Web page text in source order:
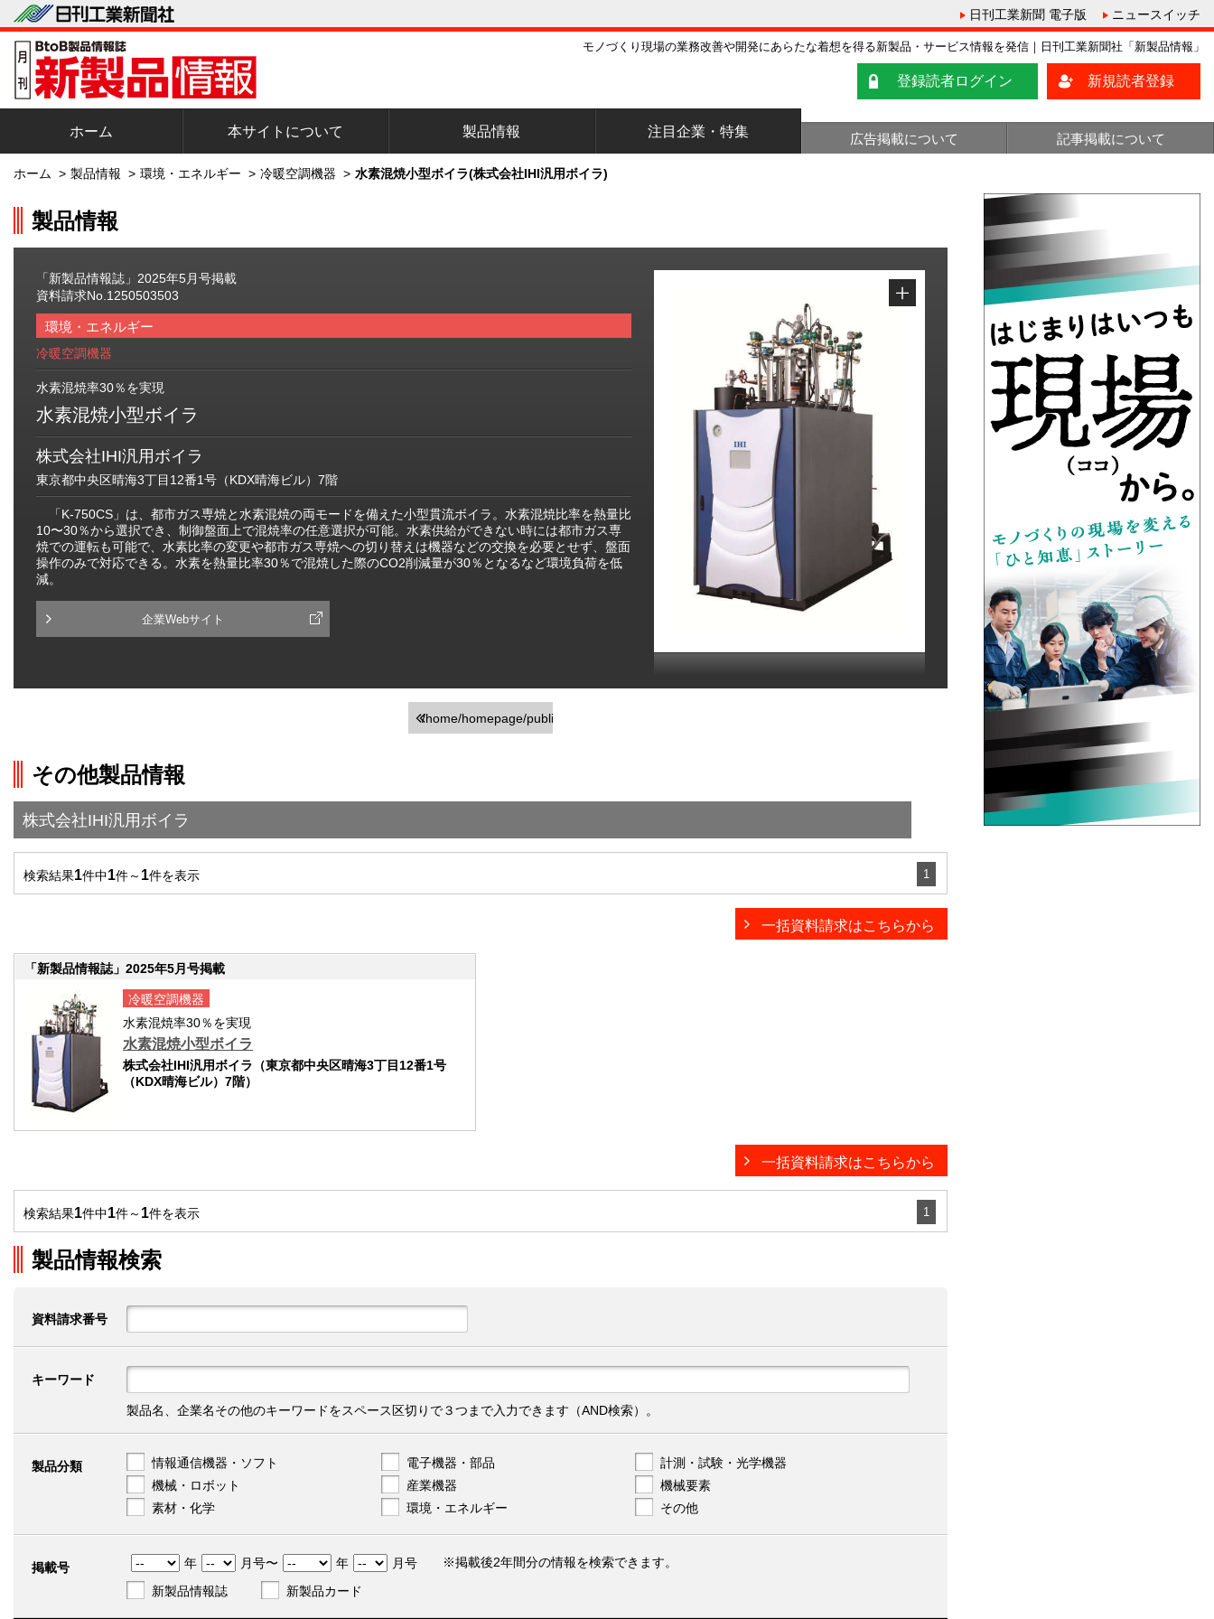
日刊工業新聞 電子版 ニュースイッチ
モノづくり現場の業務改善や開発にあらたな着想を得る新製品・サービス情報を発信｜日刊工業新聞社「新製品情報」
登録読者ログイン 新規読者登録
ホーム 本サイトについて 製品情報 注目企業・特集 広告掲載について 記事掲載について
ホーム > 製品情報 > 環境・エネルギー > 冷暖空調機器 > 水素混焼小型ボイラ(株式会社IHI汎用ボイラ)
製品情報
「新製品情報誌」2025年5月号掲載
資料請求No.1250503503
環境・エネルギー
冷暖空調機器
水素混焼率30％を実現
水素混焼小型ボイラ
株式会社IHI汎用ボイラ
東京都中央区晴海3丁目12番1号（KDX晴海ビル）7階
「K-750CS」は、都市ガス専焼と水素混焼の両モードを備えた小型貫流ボイラ。水素混焼比率を熱量比
10〜30％から選択でき、制御盤面上で混焼率の任意選択が可能。水素供給ができない時には都市ガス専
焼での運転も可能で、水素比率の変更や都市ガス専焼への切り替えは機器などの交換を必要とせず、盤面
操作のみで対応できる。水素を熱量比率30％で混焼した際のCO2削減量が30％となるなど環境負荷を低
減。
企業Webサイト
/home/homepage/public_html/usr/detail_products.php
その他製品情報
株式会社IHI汎用ボイラ
検索結果1件中1件～ 1件を表示 1
一括資料請求はこちらから
「新製品情報誌」2025年5月号掲載
冷暖空調機器
水素混焼率30％を実現
水素混焼小型ボイラ
株式会社IHI汎用ボイラ（東京都中央区晴海3丁目12番1号
（KDX晴海ビル）7階）
一括資料請求はこちらから
検索結果1件中1件～ 1件を表示 1
製品情報検索
資料請求番号
キーワード
製品名、企業名その他のキーワードをスペース区切りで３つまで入力できます（AND検索）。
製品分類 情報通信機器・ソフト 電子機器・部品
計測・試験・光学機器
機械・ロボット
産業機器
機械要素
素材・化学
環境・エネルギー その他
掲載号 年 月号〜 年
月号
新製品情報誌
新製品カード
※掲載後2年間分の情報を検索できます。